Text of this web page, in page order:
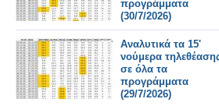
προγράμματα
(30/7/2026)
Αναλυτικά τα 15'
νούμερα
σε όλα τα
προγράμματα
(29/7/2026)